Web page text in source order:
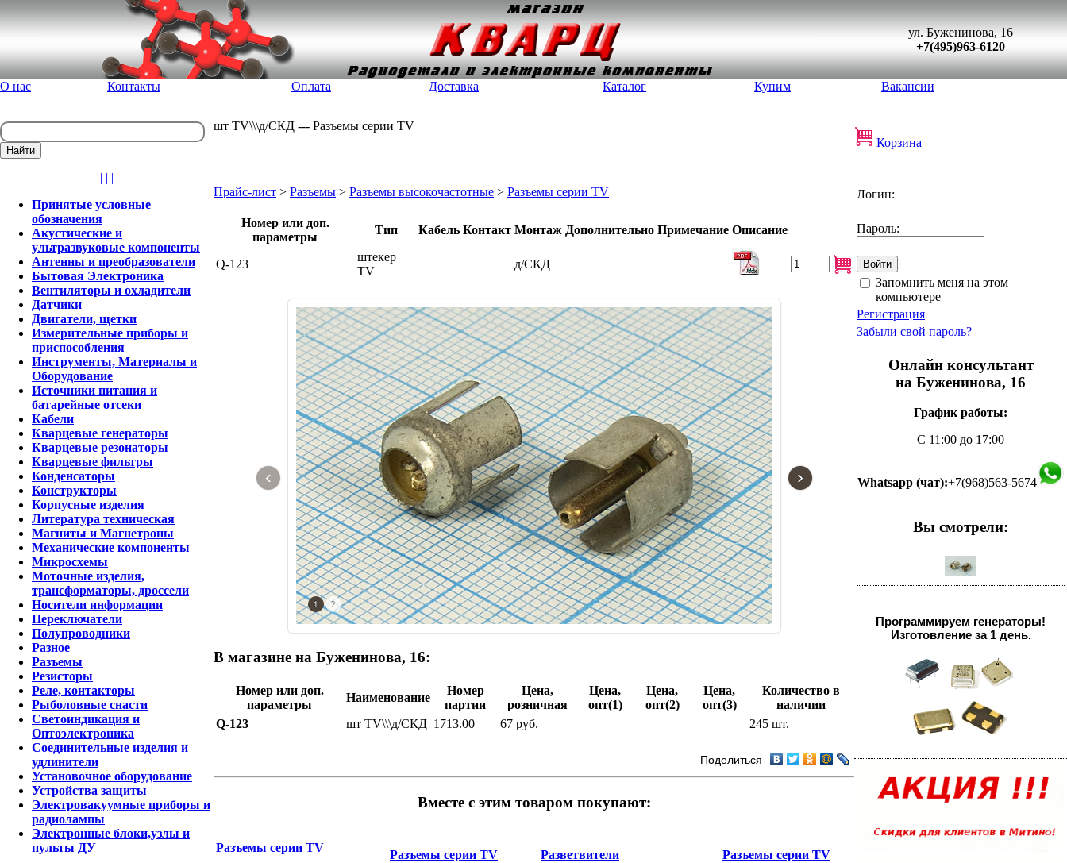
ул. Буженинова, 16
+7(495)963-6120
О нас Контакты Оплата Доставка Каталог Купим Вакансии
шт TV\\\д/СКД --- Разъемы серии TV
Корзина
| | |
Принятые условные
обозначения
Акустические и
ультразвуковые компоненты
Антенны и преобразователи
Бытовая Электроника
Вентиляторы и охладители
Датчики
Двигатели, щетки
Измерительные приборы и
приспособления
Инструменты, Материалы и
Оборудование
Источники питания и
батарейные отсеки
Кабели
Кварцевые генераторы
Кварцевые резонаторы
Кварцевые фильтры
Конденсаторы
Конструкторы
Корпусные изделия
Литература техническая
Магниты и Магнетроны
Механические компоненты
Микросхемы
Моточные изделия,
трансформаторы, дроссели
Носители информации
Переключатели
Полупроводники
Разное
Разъемы
Резисторы
Реле, контакторы
Рыболовные снасти
Светоиндикация и
Оптоэлектроника
Соединительные изделия и
удлинители
Установочное оборудование
Устройства защиты
Электровакуумные приборы и
радиолампы
Электронные блоки,узлы и
пульты ДУ
Прайс-лист > Разъемы > Разъемы высокочастотные > Разъемы серии TV
Номер или доп.
параметры
Тип Кабель Контакт Монтаж Дополнительно Примечание Описание
Q-123
штекер
TV
д/СКД
‹ ›
1 2
В магазине на Буженинова, 16:
Номер или доп.
параметры
Наименование
Номер
партии
Цена,
розничная
Цена,
опт(1)
Цена,
опт(2)
Цена,
опт(3)
Количество в
наличии
Q-123
шт TV\\\д/СКД 1713.00 67 руб. 245 шт.
Поделиться
Вместе с этим товаром покупают:
Разъемы серии TV
Разъемы серии TV Разветвители Разъемы серии TV
Логин:
Пароль:
Запомнить меня на этом
компьютере
Регистрация
Забыли свой пароль?
Онлайн консультант
на Буженинова, 16
График работы:
С 11:00 до 17:00
Whatsapp (чат):+7(968)563-5674
Вы смотрели:
Программируем генераторы!
Изготовление за 1 день.